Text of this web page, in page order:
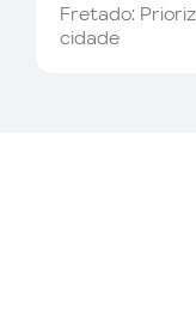
Fretado:
cidade